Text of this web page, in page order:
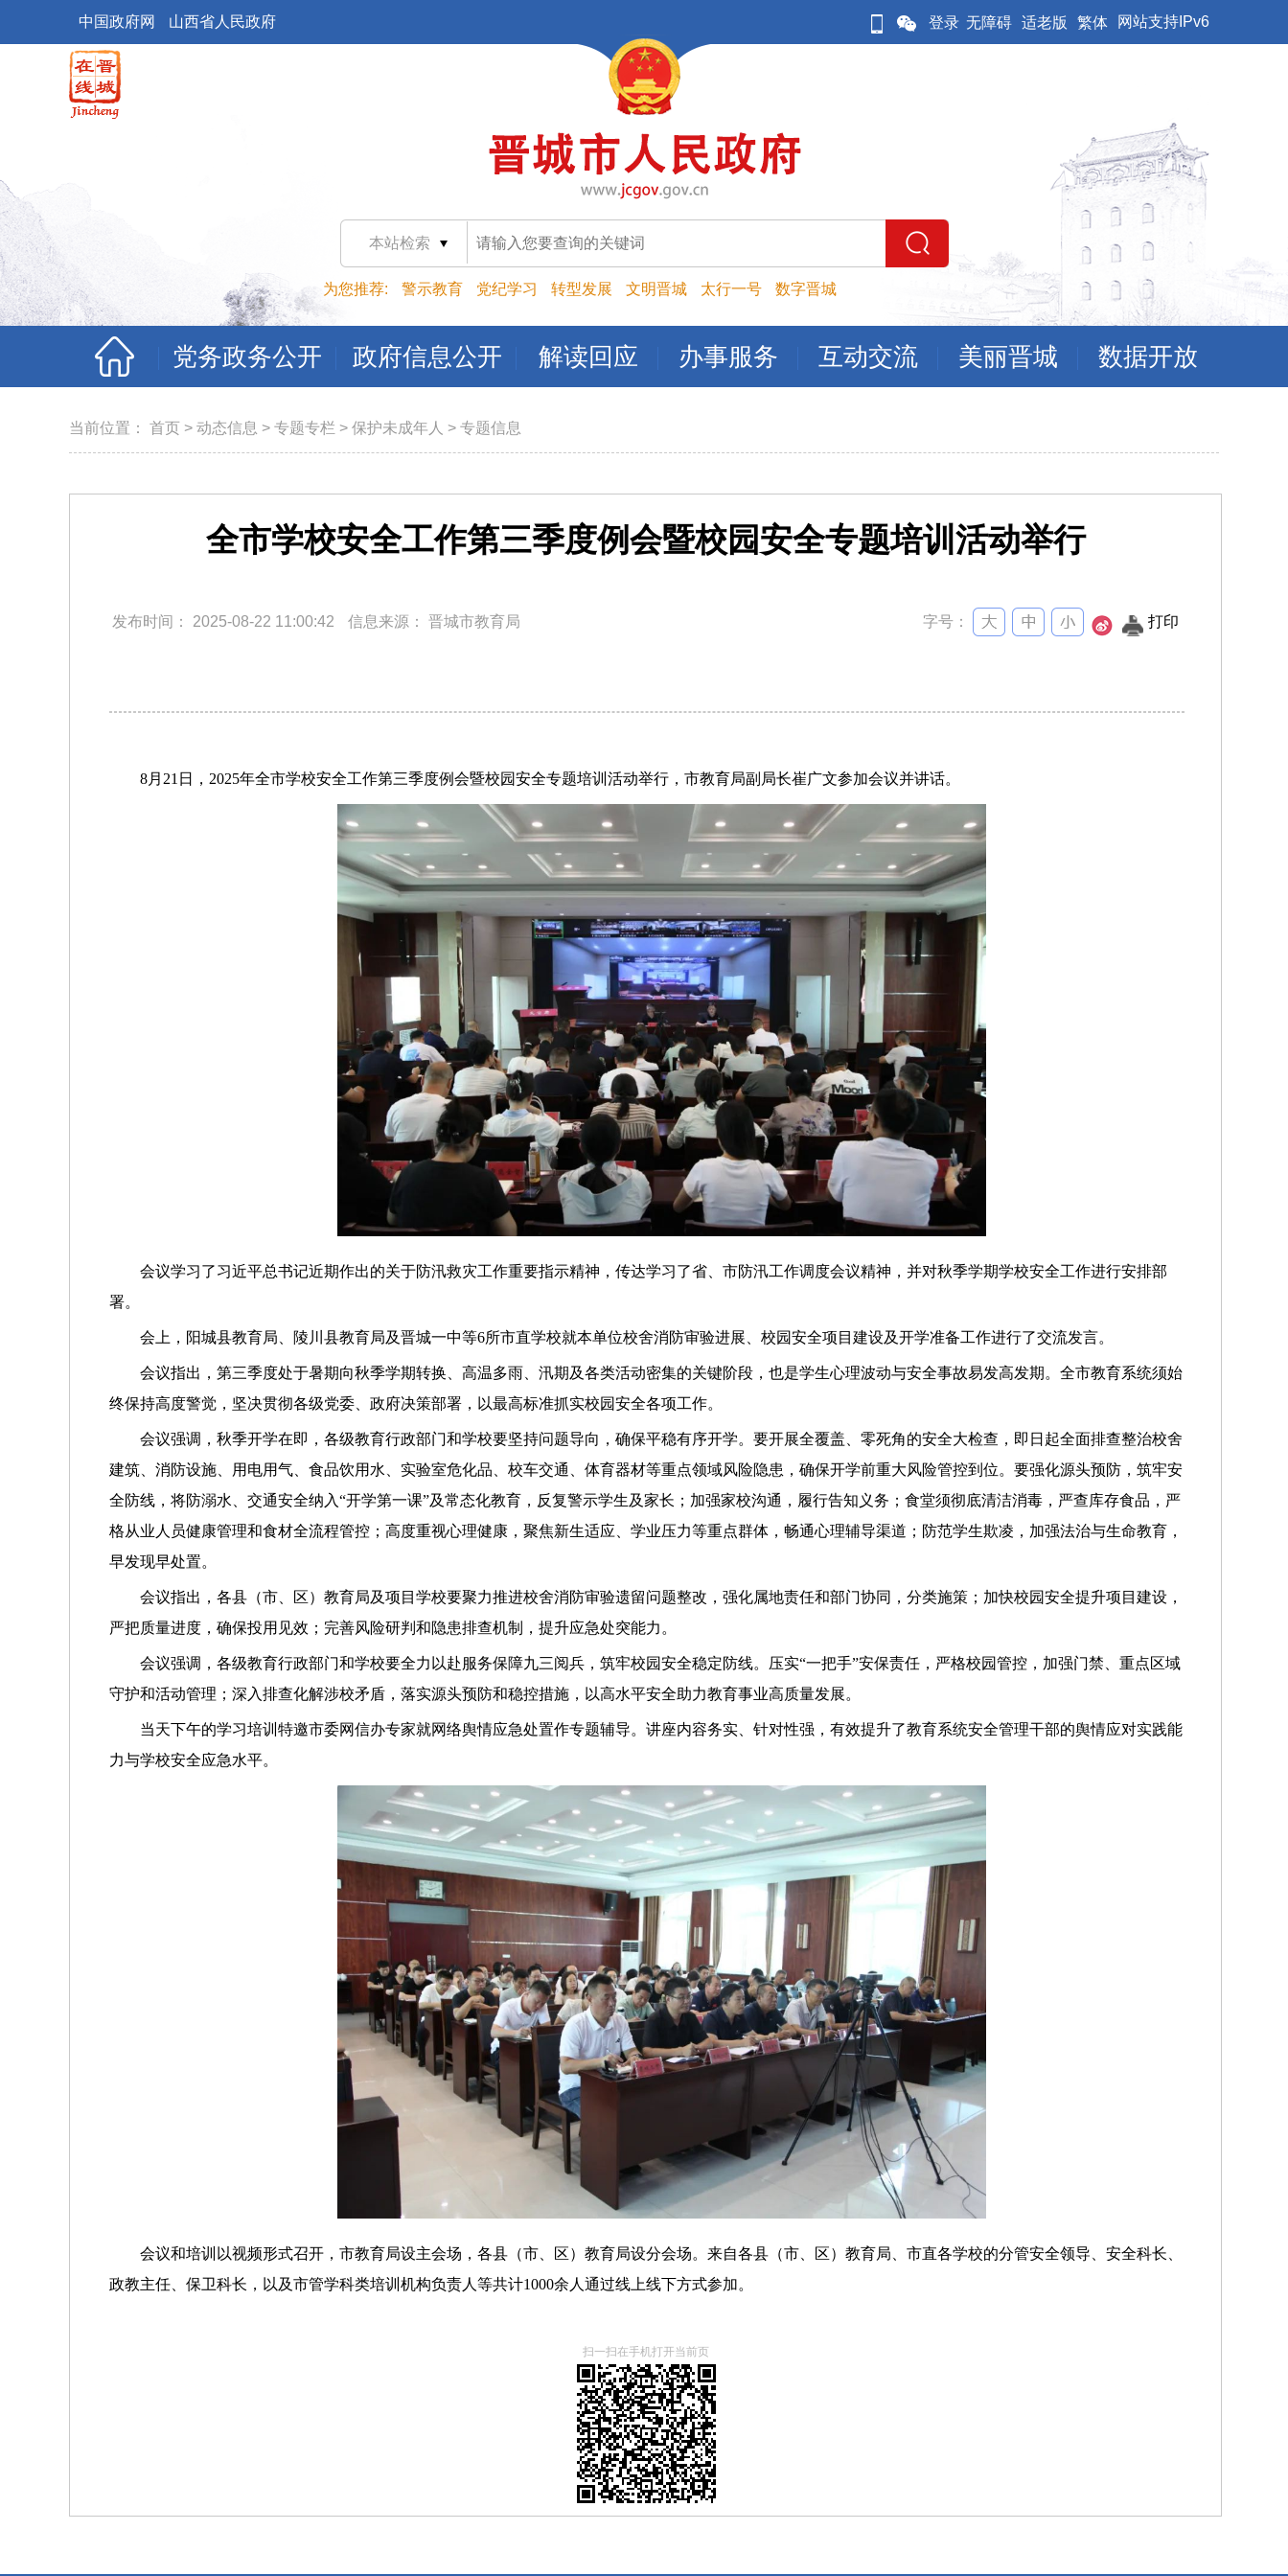
中国政府网 山西省人民政府 登录 无障碍 适老版 繁体 网站支持IPv6
本站检索
为您推荐: 警示教育 党纪学习 转型发展 文明晋城 太行一号 数字晋城
党务政务公开 政府信息公开 解读回应 办事服务 互动交流 美丽晋城 数据开放
当前位置： 首页 > 动态信息 > 专题专栏 > 保护未成年人 > 专题信息
全市学校安全工作第三季度例会暨校园安全专题培训活动举行
发布时间： 2025-08-22 11:00:42 信息来源： 晋城市教育局 字号： 打印
8月21日，2025年全市学校安全工作第三季度例会暨校园安全专题培训活动举行，市教育局副局长崔广文参加会议并讲话。
会议学习了习近平总书记近期作出的关于防汛救灾工作重要指示精神，传达学习了省、市防汛工作调度会议精神，并对秋季学期学校安全工作进行安排部
署。
会上，阳城县教育局、陵川县教育局及晋城一中等6所市直学校就本单位校舍消防审验进展、校园安全项目建设及开学准备工作进行了交流发言。
会议指出， 第三季度处于暑期向秋季学期转换、高温多雨、汛期及各类活动密集的关键阶段，也是学生心理波动与安全事故易发高发期。全市教育系统须始
终保持高度警觉，坚决贯彻各级党委、政府决策部署，以最高标准抓实校园安全各项工作。
会议强调， 秋季开学在即，各级教育行政部门和学校要坚持问题导向，确保平稳有序开学。要开展全覆盖、零死角的安全大检查，即日起全面排查整治校舍
建筑、消防设施、用电用气、食品饮用水、实验室危化品、校车交通、体育器材等重点领域风险隐患，确保开学前重大风险管控到位。要强化源头预防，筑牢安
全防线，将防溺水、交通安全纳入“开学第一课”及常态化教育，反复警示学生及家长；加强家校沟通，履行告知义务；食堂须彻底清洁消毒，严查库存食品，严
格从业人员健康管理和食材全流程管控；高度重视心理健康，聚焦新生适应、学业压力等重点群体，畅通心理辅导渠道；防范学生欺凌，加强法治与生命教育，
早发现早处置。
会议指出， 各县（市、区）教育局及项目学校要聚力推进校舍消防审验遗留问题整改，强化属地责任和部门协同，分类施策；加快校园安全提升项目建设，
严把质量进度，确保投用见效；完善风险研判和隐患排查机制，提升应急处突能力。
会议强调， 各级教育行政部门和学校要全力以赴服务保障九三阅兵，筑牢校园安全稳定防线。压实“一把手”安保责任，严格校园管控，加强门禁、重点区域
守护和活动管理；深入排查化解涉校矛盾，落实源头预防和稳控措施，以高水平安全助力教育事业高质量发展。
当天下午的学习培训特邀市委网信办专家就网络舆情应急处置作专题辅导。讲座内容务实、针对性强，有效提升了教育系统安全管理干部的舆情应对实践能
力与学校安全应急水平。
会议和培训以视频形式召开，市教育局设主会场，各县（市、区）教育局设分会场。来自各县（市、区）教育局、市直各学校的分管安全领导、安全科长、
政教主任、保卫科长，以及市管学科类培训机构负责人等共计1000余人通过线上线下方式参加。
扫一扫在手机打开当前页